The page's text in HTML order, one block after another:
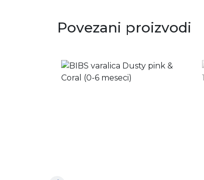
Povezani proizvodi